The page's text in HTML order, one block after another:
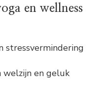
en wellness
stressvermindering
welzijn en geluk